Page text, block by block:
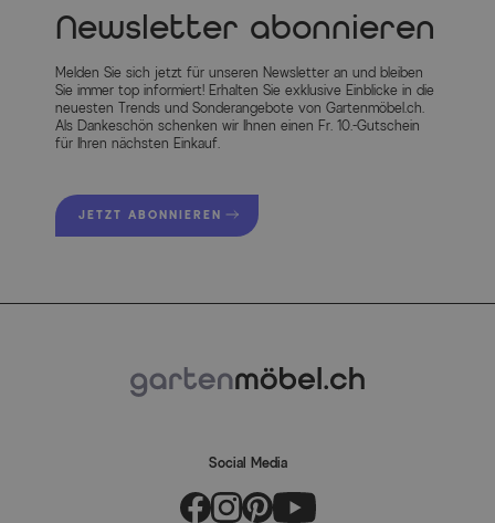
Newsletter abonnieren
Melden Sie sich jetzt für unseren Newsletter an und bleiben
Sie immer top informiert! Erhalten Sie exklusive Einblicke in die
neuesten Trends und Sonderangebote von Gartenmöbel.ch.
Als Dankeschön schenken wir Ihnen einen Fr. 10.-Gutschein
für Ihren nächsten Einkauf.
JETZT ABONNIEREN
Social Media